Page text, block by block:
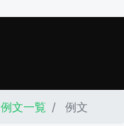
例文一覧 例文